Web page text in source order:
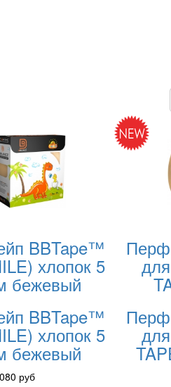
BBTape™
хлопок 5
бежевый
BBTape™
хлопок 5
бежевый
руб